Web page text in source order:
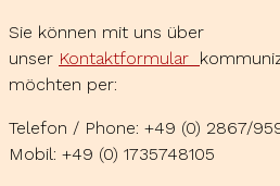
Sie können mit uns über
unser Kontaktformular
möchten per:
Telefon / Phone: +49 (0) 2867/
Mobil: +49 (0) 1735748105